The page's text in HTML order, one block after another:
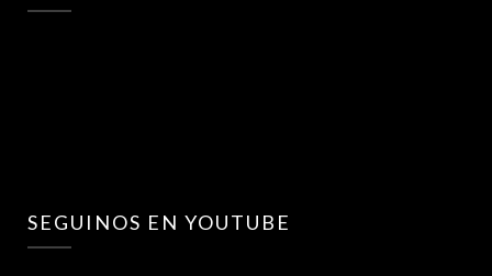
SEGUINOS EN YOUTUBE